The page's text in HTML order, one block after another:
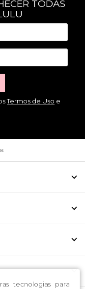
tecnologias para
TODAS
Termos de Uso e